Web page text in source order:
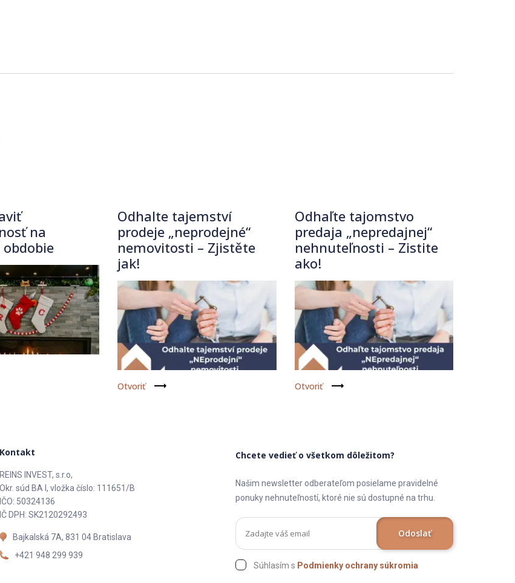
na
Odhalte tajemství
prodeje „neprodejné“
nemovitosti – Zjistěte
jak!
Otvoriť
Odhaľte tajomstvo
predaja „nepredajnej“
nehnuteľnosti – Zistite
ako!
Otvoriť
Kontakt
REINS INVEST, s.r.o,
Okr. súd BA I, vložka číslo: 111651/B
IČO: 50324136
IČ DPH: SK2120292493
Bajkalská 7A, 831 04 Bratislava
+421 948 299 939
Chcete vedieť o všetkom dôležitom?
Našim newsletter odberateľom posielame pravidelné
ponuky nehnuteľností, ktoré nie sú dostupné na trhu.
Odoslať
Súhlasím s Podmienky ochrany súkromia